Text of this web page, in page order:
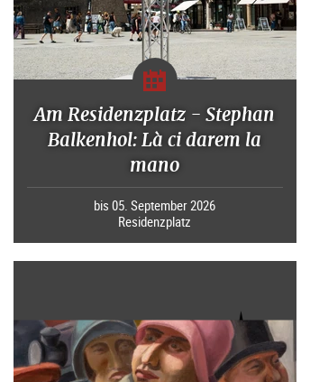
Am Residenzplatz - Stephan
Balkenhol: Là ci darem la
mano
bis 05. September 2026
Residenzplatz